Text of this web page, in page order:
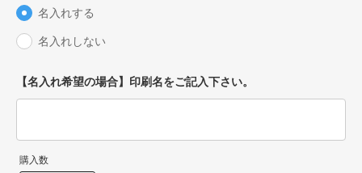
名入れする
名入れしない
【名入れ希望の場合】印刷名をご記入下さい。
購入数